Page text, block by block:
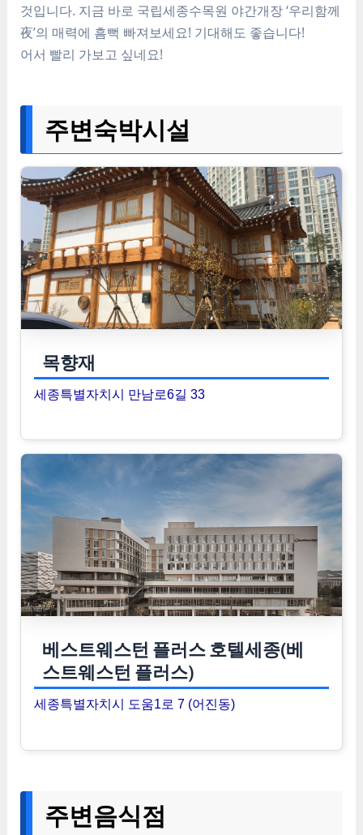
것입니다. 지금 바로 국립세종수목원 야간개장 ‘우리함께
夜’의 매력에 흠뻑 빠져보세요! 기대해도 좋습니다!
어서 빨리 가보고 싶네요!
주변숙박시설
목향재
세종특별자치시 만남로6길 33
베스트웨스턴 플러스 호텔세종(베
스트웨스턴 플러스)
세종특별자치시 도움1로 7 (어진동)
주변음식점